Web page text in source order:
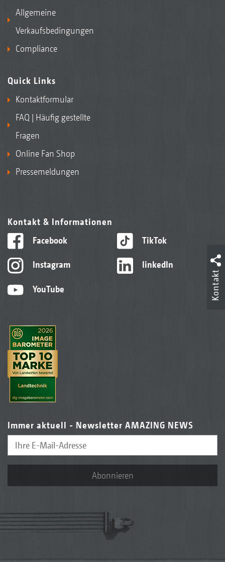
Allgemeine
Verkaufsbedingungen
Compliance
Quick Links
Kontaktformular
FAQ | Häufig gestellte
Fragen
Online Fan Shop
Pressemeldungen
Kontakt & Informationen
Facebook
Instagram
YouTube
TikTok
linkedIn
Immer aktuell - Newsletter AMAZING NEWS
Abonnieren
Kontakt